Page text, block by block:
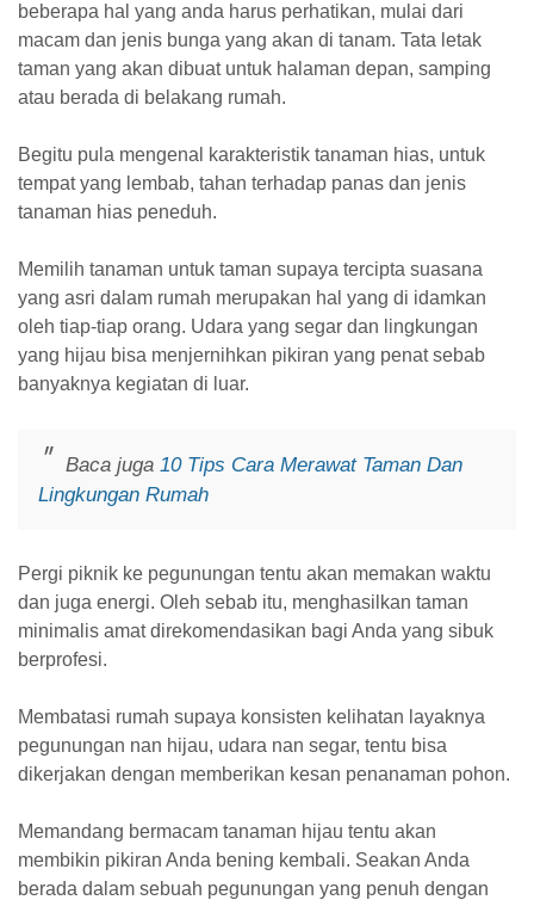
beberapa hal yang anda harus perhatikan, mulai dari
macam dan jenis bunga yang akan di tanam. Tata letak
taman yang akan dibuat untuk halaman depan, samping
atau berada di belakang rumah.
Begitu pula mengenal karakteristik tanaman hias, untuk
tempat yang lembab, tahan terhadap panas dan jenis
tanaman hias peneduh.
Memilih tanaman untuk taman supaya tercipta suasana
yang asri dalam rumah merupakan hal yang di idamkan
oleh tiap-tiap orang. Udara yang segar dan lingkungan
yang hijau bisa menjernihkan pikiran yang penat sebab
banyaknya kegiatan di luar.
Baca juga 10 Tips Cara Merawat Taman Dan
Lingkungan Rumah
Pergi piknik ke pegunungan tentu akan memakan waktu
dan juga energi. Oleh sebab itu, menghasilkan taman
minimalis amat direkomendasikan bagi Anda yang sibuk
berprofesi.
Membatasi rumah supaya konsisten kelihatan layaknya
pegunungan nan hijau, udara nan segar, tentu bisa
dikerjakan dengan memberikan kesan penanaman pohon.
Memandang bermacam tanaman hijau tentu akan
membikin pikiran Anda bening kembali. Seakan Anda
berada dalam sebuah pegunungan yang penuh dengan